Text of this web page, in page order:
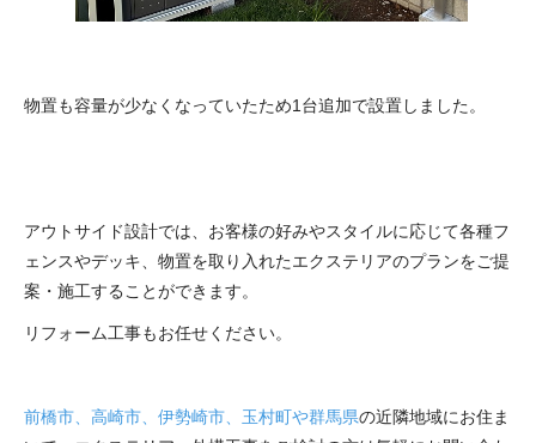
物置も容量が少なくなっていたため1台追加で設置しました。
アウトサイド設計では、お客様の好みやスタイルに応じて各種フ
ェンスやデッキ、物置を取り入れたエクステリアのプランをご提
案・施工することができます。
リフォーム工事もお任せください。
前橋市、高崎市、伊勢崎市、玉村町や群馬県の近隣地域にお住ま